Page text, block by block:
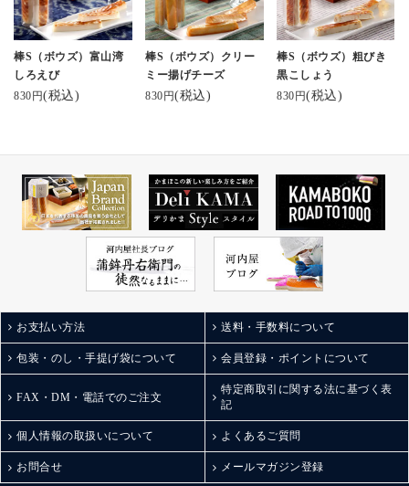
棒S（ボウズ）富山湾
しろえび
830円(税込)
棒S（ボウズ）クリー
ミー揚げチーズ
830円(税込)
棒S（ボウズ）粗びき
黒こしょう
830円(税込)
お支払い方法 送料・手数料について
包装・のし・手提げ袋について 会員登録・ポイントについて
FAX・DM・電話でのご注文
特定商取引に関する法に基づく表
記
個人情報の取扱いについて よくあるご質問
お問合せ メールマガジン登録